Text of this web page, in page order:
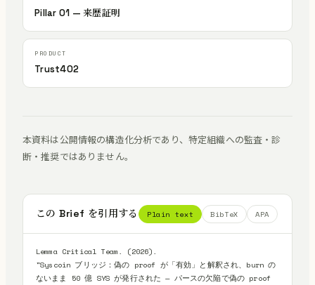
Pillar 01 — 来歴証明
Trust402
本資料は公開情報の構造化分析であり、特定組織への監査・診
断・推奨ではありません。
この Brief を引用する Plain text BibTeX APA
Lemma Critical Team. (2026).
"Syscoin ブリッジ：偽の proof が「有効」と解釈され、burn の
ないまま 50 億 SYS が発行された — パースの欠陥で偽の proof